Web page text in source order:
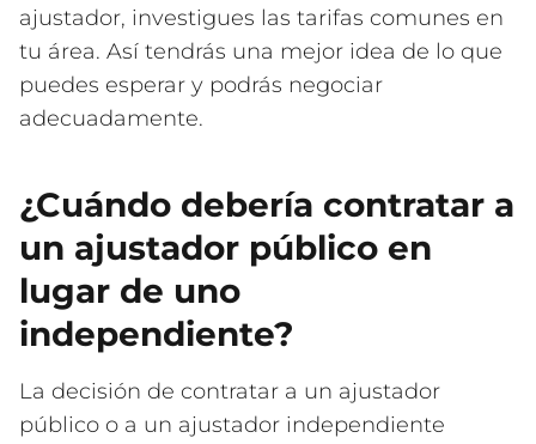
ajustador, investigues las tarifas comunes en
tu área. Así tendrás una mejor idea de lo que
puedes esperar y podrás negociar
adecuadamente.
¿Cuándo debería contratar a
un ajustador público en
lugar de uno
independiente?
La decisión de contratar a un ajustador
público o a un ajustador independiente